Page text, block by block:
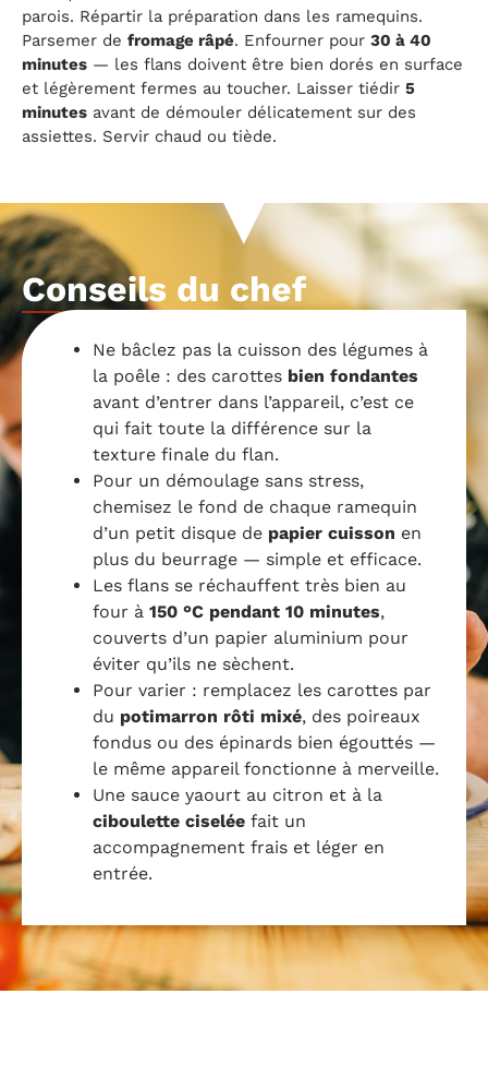
parois. Répartir la préparation dans les ramequins.
Parsemer de fromage râpé. Enfourner pour 30 à 40
minutes — les flans doivent être bien dorés en surface
et légèrement fermes au toucher. Laisser tiédir 5
minutes avant de démouler délicatement sur des
assiettes. Servir chaud ou tiède.
Conseils du chef
Ne bâclez pas la cuisson des légumes à
la poêle : des carottes bien fondantes
avant d’entrer dans l’appareil, c’est ce
qui fait toute la différence sur la
texture finale du flan.
Pour un démoulage sans stress,
chemisez le fond de chaque ramequin
d’un petit disque de papier cuisson en
plus du beurrage — simple et efficace.
Les flans se réchauffent très bien au
four à 150 °C pendant 10 minutes,
couverts d’un papier aluminium pour
éviter qu’ils ne sèchent.
Pour varier : remplacez les carottes par
du potimarron rôti mixé, des poireaux
fondus ou des épinards bien égouttés —
le même appareil fonctionne à merveille.
Une sauce yaourt au citron et à la
ciboulette ciselée fait un
accompagnement frais et léger en
entrée.